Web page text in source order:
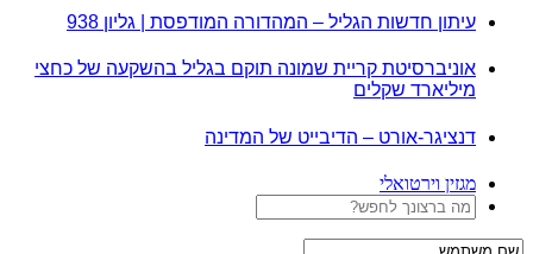
עיתון חדשות הגליל – המהדורה המודפסת | גליון 938
אוניברסיטת קריית שמונה תוקם בגליל בהשקעה של כחצי
מיליארד שקלים
דנציגר-אורט – הדיבייט של המדינה
מגזין וירטואלי